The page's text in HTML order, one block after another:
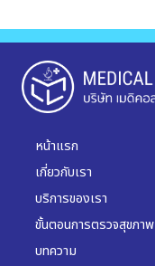
หน้าแรก
เกี่ยวกับเรา
บริการของเรา
ขั้นตอนการตรวจสุขภาพ
บทความ